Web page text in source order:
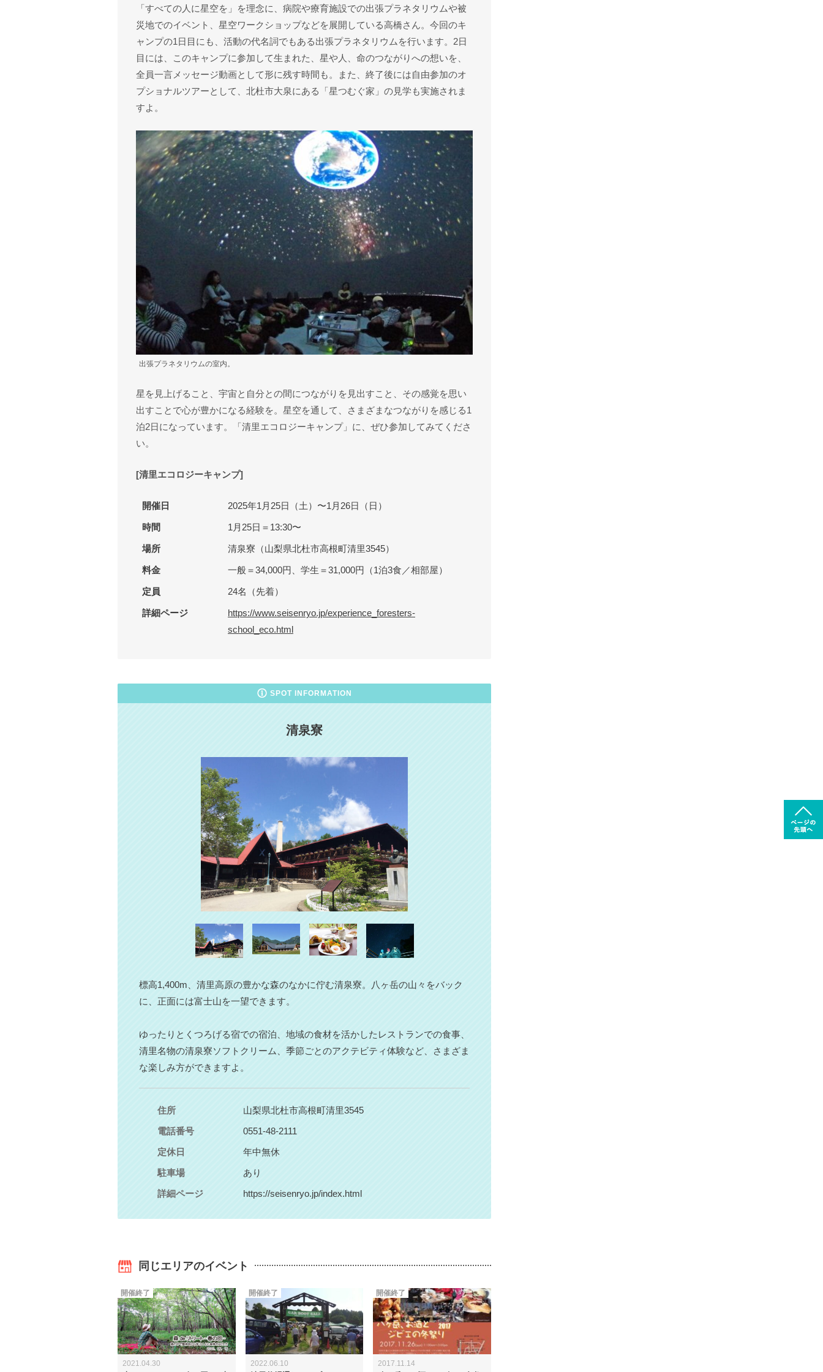
「すべての人に星空を」を理念に、病院や療育施設での出張プラネタリウムや被
災地でのイベント、星空ワークショップなどを展開している高橋さん。今回のキ
ャンプの1日目にも、活動の代名詞でもある出張プラネタリウムを行います。2日
目には、このキャンプに参加して生まれた、星や人、命のつながりへの想いを、
全員一言メッセージ動画として形に残す時間も。また、終了後には自由参加のオ
プショナルツアーとして、北杜市大泉にある「星つむぐ家」の見学も実施されま
すよ。
出張プラネタリウムの室内。
星を見上げること、宇宙と自分との間につながりを見出すこと、その感覚を思い
出すことで心が豊かになる経験を。星空を通して、さまざまなつながりを感じる1
泊2日になっています。「清里エコロジーキャンプ」に、ぜひ参加してみてくださ
い。
[清里エコロジーキャンプ]
開催日 2025年1月25日（土）〜1月26日（日）
時間 1月25日＝13:30〜
場所 清泉寮（山梨県北杜市高根町清里3545）
料金 一般＝34,000円、学生＝31,000円（1泊3食／相部屋）
定員 24名（先着）
詳細ページ
https://www.seisenryo.jp/experience_foresters-
school_eco.html
SPOT INFORMATION
清泉寮
標高1,400m、清里高原の豊かな森のなかに佇む清泉寮。八ヶ岳の山々をバック
に、正面には富士山を一望できます。
ゆったりとくつろげる宿での宿泊、地域の食材を活かしたレストランでの食事、
清里名物の清泉寮ソフトクリーム、季節ごとのアクテビティ体験など、さまざま
な楽しみ方ができますよ。
住所
山梨県北杜市高根町清里3545
電話番号
0551-48-2111
定休日
年中無休
駐車場
あり
詳細ページ
https://seisenryo.jp/index.html
同じエリアのイベント
2021.04.30
開催終了
2022.06.10
開催終了
2017.11.14
開催終了